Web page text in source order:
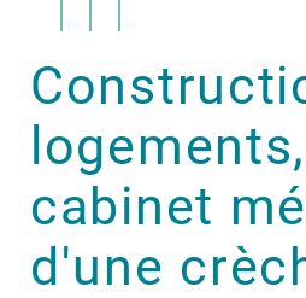
cabinet
d'une